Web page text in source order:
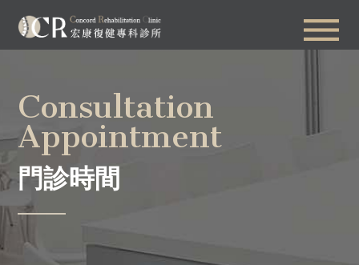
Consultation
Appointment
門診時間